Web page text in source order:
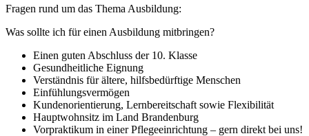
Fragen rund um das Thema Ausbildung:
Was sollte ich für einen Ausbildung mitbringen?
Einen guten Abschluss der 10. Klasse
Gesundheitliche Eignung
Verständnis für ältere, hilfsbedürftige Menschen
Einfühlungsvermögen
Kundenorientierung, Lernbereitschaft sowie Flexibilität
Hauptwohnsitz im Land Brandenburg
Vorpraktikum in einer Pflegeeinrichtung – gern direkt bei uns!